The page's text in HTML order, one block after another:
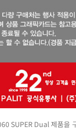
SUPER Dual 제품을